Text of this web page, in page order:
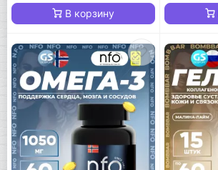
В корзину